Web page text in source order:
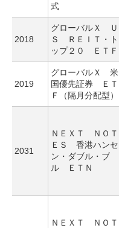
式
2018
グローバルＸ Ｕ
Ｓ ＲＥＩＴ・ト
ップ２０ ＥＴＦ
2019
グローバルＸ 米
国優先証券 ＥＴ
Ｆ（隔月分配型）
2031
ＮＥＸＴ ＮＯＴ
ＥＳ 香港ハンセ
ン・ダブル・ブ
ル ＥＴＮ
ＮＥＸＴ ＮＯＴ